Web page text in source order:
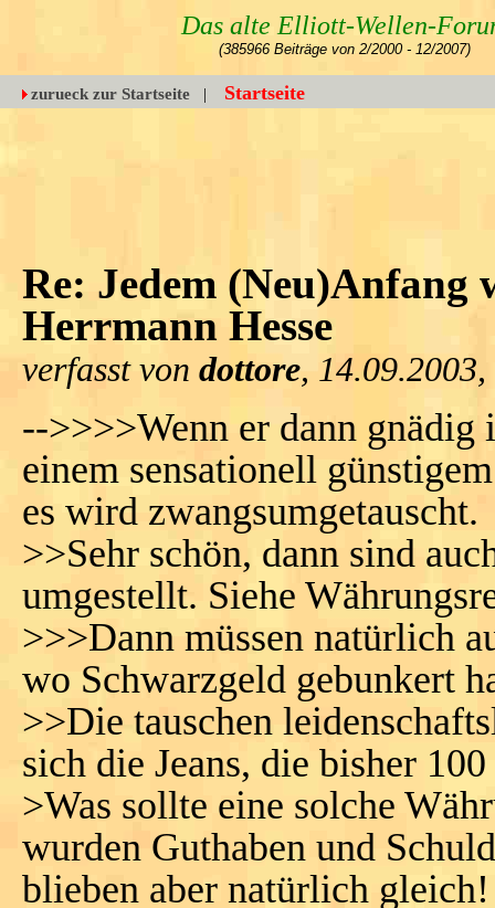
Das alte Elliott-Wellen-
(385966 Beiträge von 2/2000 - 12/2007)
zurueck zur Startseite | Startseite
Re: Jedem (Neu)Anfang
Herrmann Hesse
verfasst von dottore,
-->>>>Wenn er dann gnädig
einem sensationell
es wird zwangsumgetauscht.
>>Sehr schön, dann sind
umgestellt. Siehe
>>>Dann müssen natürlich
wo Schwarzgeld gebunkert
>>Die tauschen
sich die Jeans, die bisher
>Was sollte eine solche
wurden Guthaben und
blieben aber natürlich gleich!